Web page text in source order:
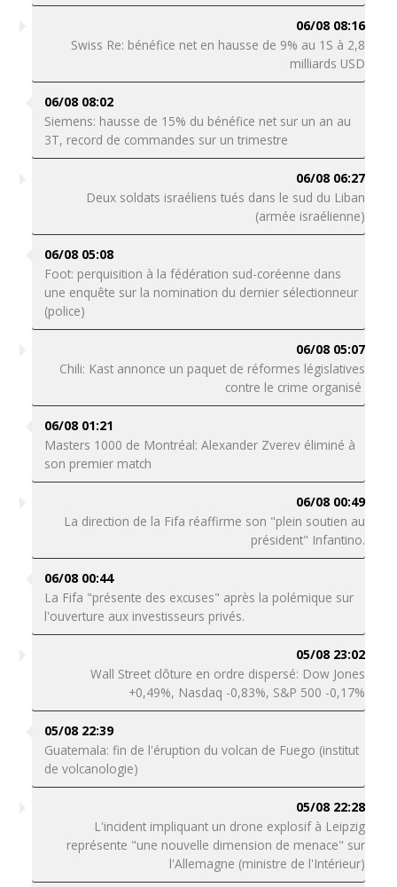
06/08 08:16
Swiss Re: bénéfice net en hausse de 9% au 1S à 2,8
milliards USD
06/08 08:02
Siemens: hausse de 15% du bénéfice net sur un an au
3T, record de commandes sur un trimestre
06/08 06:27
Deux soldats israéliens tués dans le sud du Liban
(armée israélienne)
06/08 05:08
Foot: perquisition à la fédération sud-coréenne dans
une enquête sur la nomination du dernier sélectionneur
(police)
06/08 05:07
Chili: Kast annonce un paquet de réformes législatives
contre le crime organisé
06/08 01:21
Masters 1000 de Montréal: Alexander Zverev éliminé à
son premier match
06/08 00:49
La direction de la Fifa réaffirme son "plein soutien au
président" Infantino.
06/08 00:44
La Fifa "présente des excuses" après la polémique sur
l'ouverture aux investisseurs privés.
05/08 23:02
Wall Street clôture en ordre dispersé: Dow Jones
+0,49%, Nasdaq -0,83%, S&P 500 -0,17%
05/08 22:39
Guatemala: fin de l'éruption du volcan de Fuego (institut
de volcanologie)
05/08 22:28
L'incident impliquant un drone explosif à Leipzig
représente "une nouvelle dimension de menace" sur
l'Allemagne (ministre de l'Intérieur)